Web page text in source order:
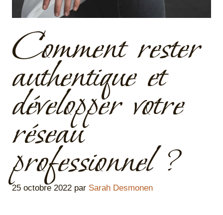
Comment rester
authentique et
développer votre
réseau
professionnel ?
25 octobre 2022 par Sarah Desmonen